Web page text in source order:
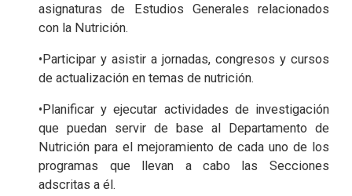
asignaturas de Estudios Generales relacionados
con la Nutrición.
•Participar y asistir a jornadas, congresos y cursos
de actualización en temas de nutrición.
•Planificar y ejecutar actividades de investigación
que puedan servir de base al Departamento de
Nutrición para el mejoramiento de cada uno de los
programas que llevan a cabo las Secciones
adscritas a él.